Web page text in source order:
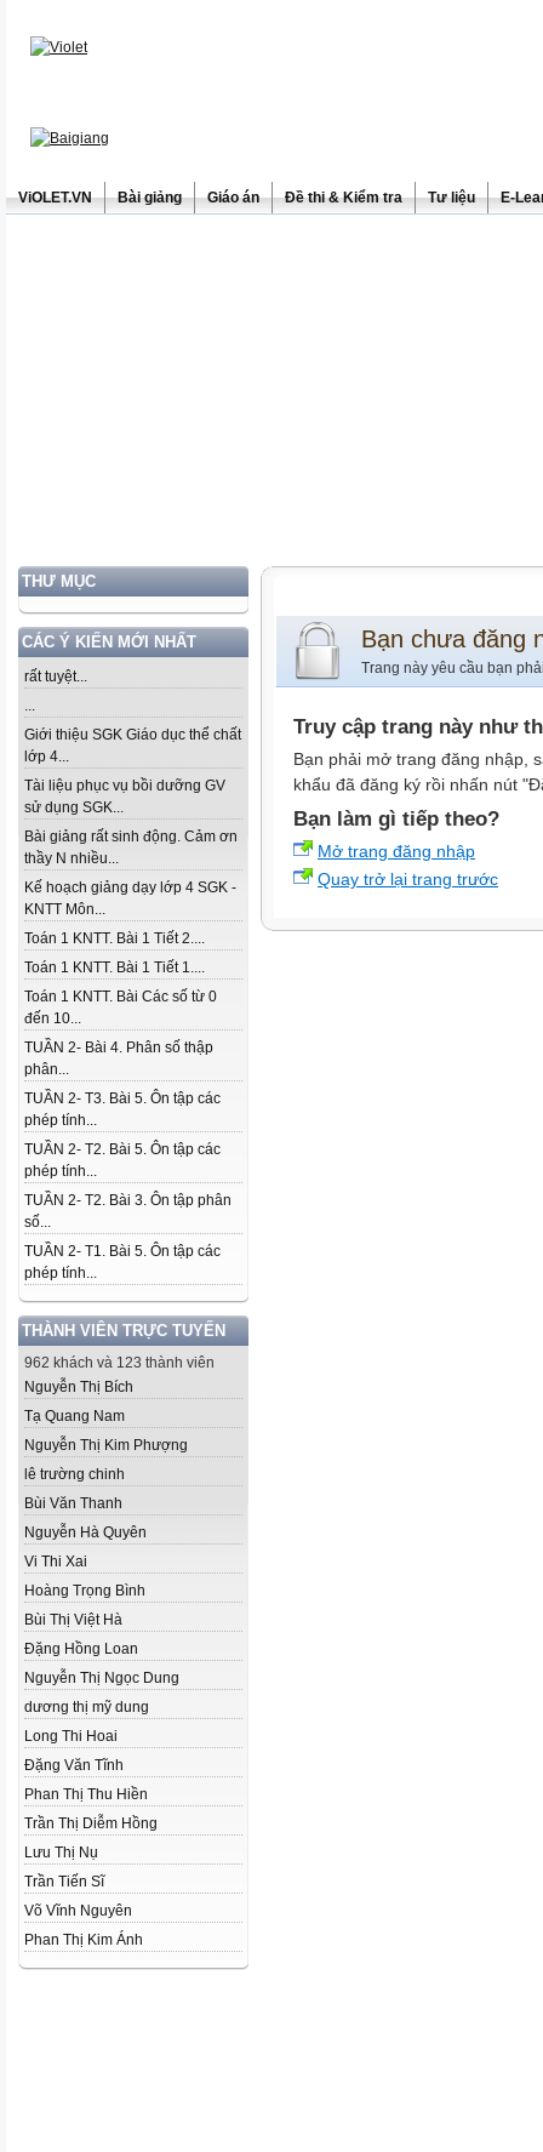
ViOLET.VN Bài giảng Giáo án Đề thi & Kiểm tra Tư liệu E-
THƯ MỤC
CÁC Ý KIẾN MỚI NHẤT
rất tuyệt...
...
Giới thiệu SGK Giáo dục thể chất
lớp 4...
Tài liệu phục vụ bồi dưỡng GV
sử dụng SGK...
Bài giảng rất sinh động. Cảm ơn
thầy N nhiều...
Kế hoạch giảng dạy lớp 4 SGK -
KNTT Môn...
Toán 1 KNTT. Bài 1 Tiết 2....
Toán 1 KNTT. Bài 1 Tiết 1....
Toán 1 KNTT. Bài Các số từ 0
đến 10...
TUẦN 2- Bài 4. Phân số thập
phân...
TUẦN 2- T3. Bài 5. Ôn tập các
phép tính...
TUẦN 2- T2. Bài 5. Ôn tập các
phép tính...
TUẦN 2- T2. Bài 3. Ôn tập phân
số...
TUẦN 2- T1. Bài 5. Ôn tập các
phép tính...
THÀNH VIÊN TRỰC TUYẾN
962 khách và 123 thành viên
Nguyễn Thị Bích
Tạ Quang Nam
Nguyễn Thị Kim Phượng
lê trường chinh
Bùi Văn Thanh
Nguyễn Hà Quyên
Vi Thi Xai
Hoàng Trọng Bình
Bùi Thị Việt Hà
Đặng Hồng Loan
Nguyễn Thị Ngọc Dung
dương thị mỹ dung
Long Thi Hoai
Đặng Văn Tĩnh
Phan Thị Thu Hiền
Trần Thị Diễm Hồng
Lưu Thị Nụ
Trần Tiến Sĩ
Võ Vĩnh Nguyên
Phan Thị Kim Ánh
Bạn chưa đăng
Trang này yêu cầu bạn
Truy cập trang này như
Bạn phải mở trang đăng nhập,
khẩu đã đăng ký rồi nhấn nút
Bạn làm gì tiếp theo?
Mở trang đăng nhập
Quay trở lại trang trước